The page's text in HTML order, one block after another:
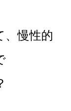
、慢性的